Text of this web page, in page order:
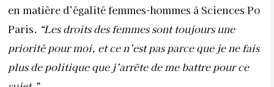
en matière d’égalité femmes-hommes à Sciences Po
Paris. “Les droits des femmes sont toujours une
priorité pour moi, et ce n’est pas parce que je ne fais
plus de politique que j’arrête de me battre pour ce